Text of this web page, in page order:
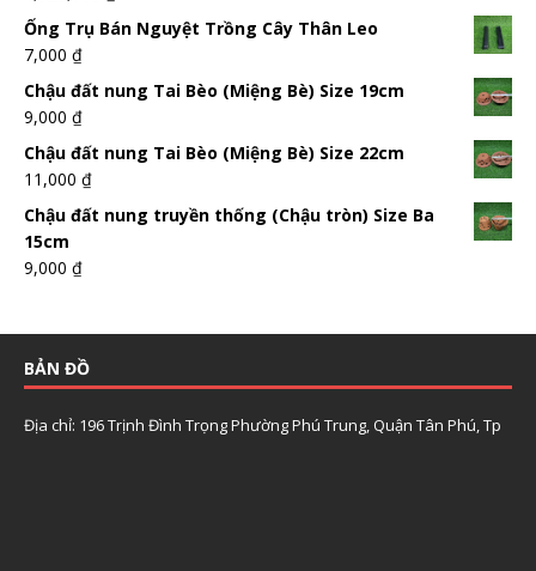
Ống Trụ Bán Nguyệt Trồng Cây Thân Leo
7,000 ₫
Chậu đất nung Tai Bèo (Miệng Bè) Size 19cm
9,000 ₫
Chậu đất nung Tai Bèo (Miệng Bè) Size 22cm
11,000 ₫
Chậu đất nung truyền thống (Chậu tròn) Size Ba
15cm
9,000 ₫
BẢN ĐỒ
Địa chỉ: 196 Trịnh Đình Trọng Phường Phú Trung, Quận Tân Phú, Tp